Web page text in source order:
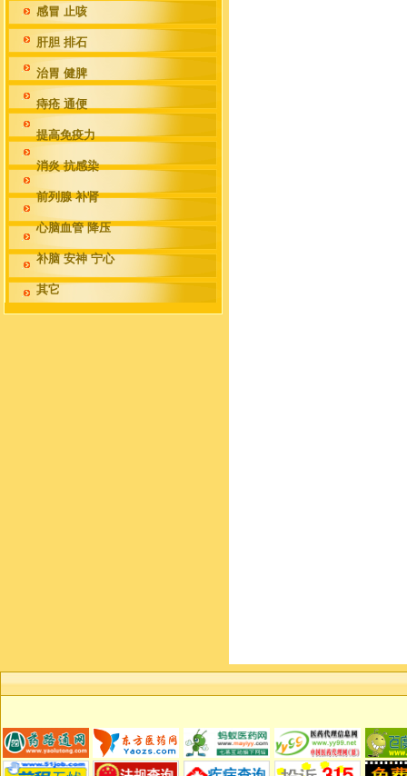
感冒 止咳
肝胆 排石
治胃 健脾
痔疮 通便
提高免疫力
消炎 抗感染
前列腺 补肾
心脑血管 降压
补脑 安神 宁心
其它